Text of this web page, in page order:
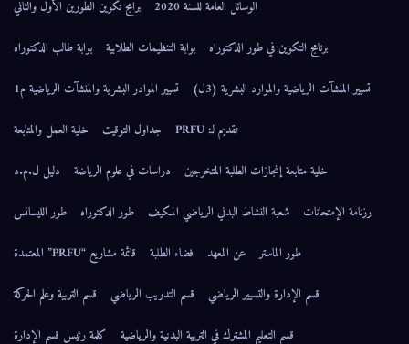
الوسائل العامة للسنة 2020
برامج تكوين الطورين الأول والثاني
برنامج التكوين في طور الدكتوراه
بوابة التنظيمات الطلابية
بوابة طالب الدكتوراه
تسيير المنشآت الرياضية والموارد البشرية (3ل)
تسيير الموادر البشرية والمنشآت الرياضية م1
تقديم لـ: PRFU
جداول التوقيت
خلية العمل والمتابعة
خلية متابعة إنجازات الطلبة المتخرجين
دراسات في علوم الرياضة
دليل ل.م.د
رزنامة الإمتحانات
شعبة النشاط البدني الرياضي المكيف طور الدكتوراه
طور الليسانس
طور الماستر
عن المعهد فضاء الطلبة
قائمة مشاريع “PRFU” المعتمدة
قسم الإدارة والتسيير الرياضي
قسم التدريب الرياضي
قسم التربية وعلم الحركة
قسم التعليم المشترك في التربية البدنية والرياضية
كلمة رئيس قسم الإدارة